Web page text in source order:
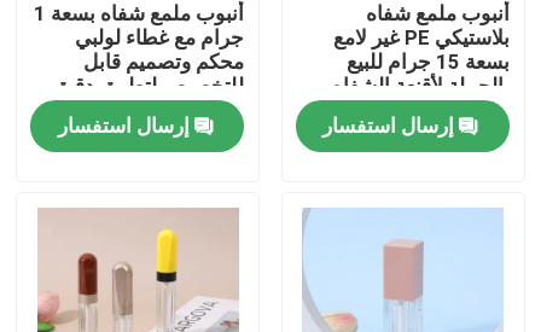
أنبوب ملمع شفاه
بلاستيكي PE غير لامع
بسعة 15 جرام للبيع
بالجملة لأقنعة الشفاه
وتعبئة مستحضرات
التجميلإرسال استفسار
أنبوب ملمع شفاه بسعة 1
جرام مع غطاء لولبي
محكم وتصميم قابل
للتخصيص لتطبيق دقيق
إرسال استفسار